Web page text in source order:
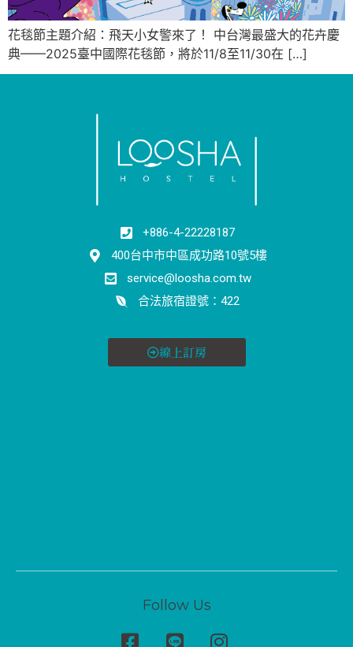
花毯節主題介紹：飛天小女警來了！ 中台灣最盛大的花卉慶
典——2025臺中國際花毯節，將於11/8至11/30在 […]
+886-4-22228187
400台中市中區成功路10號5樓
service@loosha.com.tw
合法旅宿證號：422
線上訂房
Follow Us